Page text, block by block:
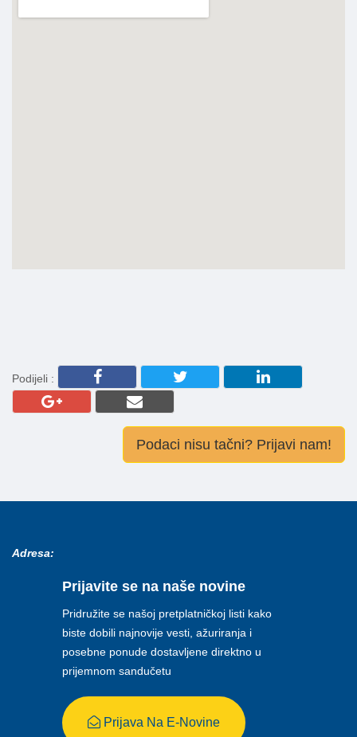
Podijeli :
Podaci nisu tačni? Prijavi nam!
Adresa:
Prijavite se na naše novine
Pridružite se našoj pretplatničkoj listi kako
biste dobili najnovije vesti, ažuriranja i
posebne ponude dostavljene direktno u
prijemnom sandučetu
Prijava Na E-Novine